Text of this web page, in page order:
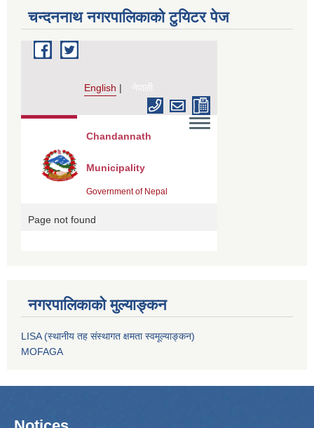
चन्दननाथ नगरपालिकाको टुयिटर पेज
नगरपालिकाको मुल्याङ्कन
LISA (स्थानीय तह संस्थागत क्षमता स्वमूल्याङ्कन)
MOFAGA